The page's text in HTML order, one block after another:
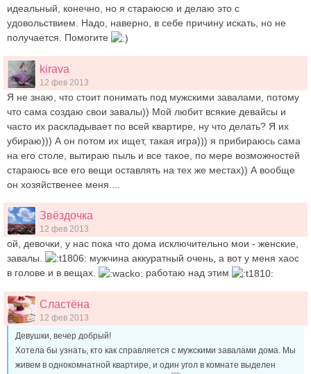
идеальный, конечно, но я стараюсю и делаю это с
удовольствием. Надо, наверно, в себе причину искать, но не
получается. Помогите
kirava
12 фев 2013
Я не знаю, что стоит понимать под мужскими завалами, потому
что сама создаю свои завалы)) Мой любит всякие девайсы и
часто их раскладывает по всей квартире, ну что делать? Я их
убираю))) А он потом их ищет, такая игра))) я прибираюсь сама
на его столе, вытираю пыль и все такое, по мере возможностей
стараюсь все его вещи оставлять на тех же местах)) А вообще
он хозяйственее меня....
Звёздочка
12 фев 2013
ой, девочки, у нас пока что дома исключительно мои - женские,
завалы.
мужчина аккуратный очень, а вот у меня хаос
в голове и в вещах.
работаю над этим
Сластёна
12 фев 2013
Девушки, вечер добрый!
Хотела бы узнать, кто как справляется с мужскими завалами дома. Мы
живем в однокомнатной квартире, и один угол в комнате выделен